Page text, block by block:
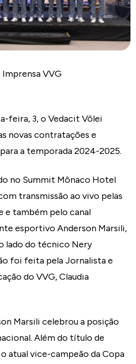
Imprensa VVG
feira, 3, o Vedacit Vôlei
novas contratações e
a temporada 2024-2025.
no Summit Mônaco Hotel
transmissão ao vivo pelas
e também pelo canal
esportivo Anderson Marsili,
lado do técnico Nery
foi feita pela Jornalista e
do VVG, Claudia
Marsili celebrou a posição
Além do título de
atual vice-campeão da Copa